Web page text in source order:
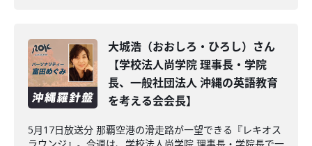
大城浩（おおしろ・ひろし）さん
【学校法人尚学院 理事長・学院
長、一般社団法人 沖縄の英語教育
を考える会会長】
5月17日放送分 那覇空港の滑走路が一望できる『レキオス